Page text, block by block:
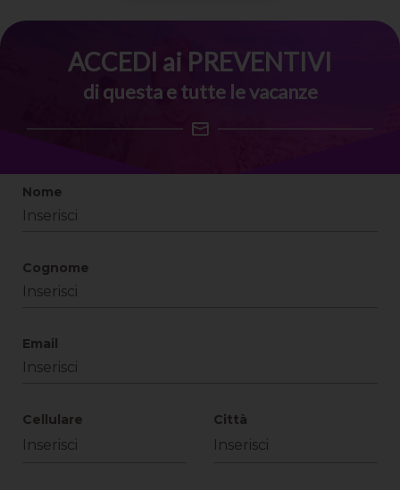
ACCEDI ai PREVENTIVI
di questa e tutte le vacanze
Nome
Cognome
Email
Cellulare Città